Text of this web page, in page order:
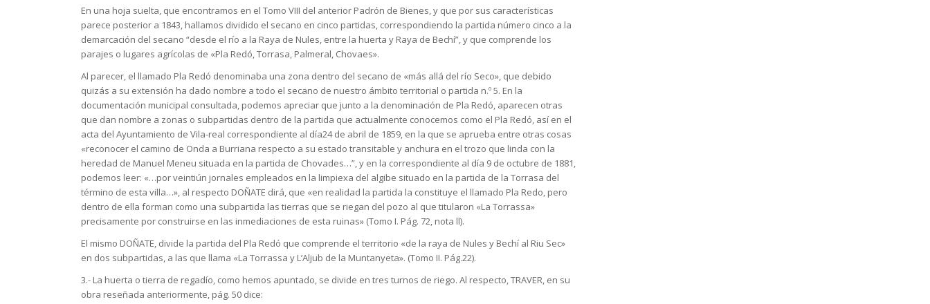
En una hoja suelta, que encontramos en el Tomo VIII del anterior Padrón de Bienes, y que por sus características
parece posterior a 1843, hallamos dividido el secano en cinco partidas, correspondiendo la partida número cinco a la
demarcación del secano “desde el río a la Raya de Nules, entre la huerta y Raya de Bechí”, y que comprende los
parajes o lugares agrícolas de «Pla Redó, Torrasa, Palmeral, Chovaes».
Al parecer, el llamado Pla Redó denominaba una zona dentro del secano de «más allá del río Seco», que debido
quizás a su extensión ha dado nombre a todo el secano de nuestro ámbito territorial o partida n.º 5. En la
documentación municipal consultada, podemos apreciar que junto a la denominación de Pla Redó, aparecen otras
que dan nombre a zonas o subpartidas dentro de la partida que actualmente conocemos como el Pla Redó, así en el
acta del Ayuntamiento de Vila-real correspondiente al día24 de abril de 1859, en la que se aprueba entre otras cosas
«reconocer el camino de Onda a Burriana respecto a su estado transitable y anchura en el trozo que linda con la
heredad de Manuel Meneu situada en la partida de Chovades…”, y en la correspondiente al día 9 de octubre de 1881,
podemos leer: «…por veintiún jornales empleados en la limpiexa del algibe situado en la partida de la Torrasa del
término de esta villa…», al respecto DOÑATE dirá, que «en realidad la partida la constituye el llamado Pla Redo, pero
dentro de ella forman como una subpartida las tierras que se riegan del pozo al que titularon «La Torrassa»
precisamente por construirse en las inmediaciones de esta ruinas» (Tomo I. Pág. 72, nota ll).
El mismo DOÑATE, divide la partida del Pla Redó que comprende el territorio «de la raya de Nules y Bechí al Riu Sec»
en dos subpartidas, a las que llama «La Torrassa y L’Aljub de la Muntanyeta». (Tomo II. Pág.22).
3.- La huerta o tierra de regadío, como hemos apuntado, se divide en tres turnos de riego. Al respecto, TRAVER, en su
obra reseñada anteriormente, pág. 50 dice: